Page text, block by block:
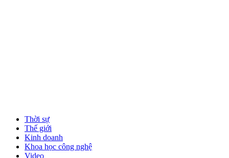
Thời sự
Thế giới
Kinh doanh
Khoa học công nghệ
Video